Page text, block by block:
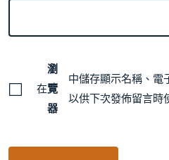
在
瀏
覽
器
中儲存顯示名稱、電
以供下次發佈留言時